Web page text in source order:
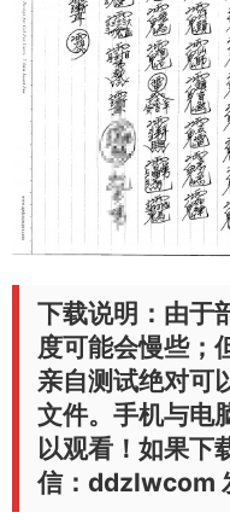
下载说明：由于
度可能会慢些；
亲自测试绝对可
文件。手机与电
以观看！如果下
信：ddzlwcom